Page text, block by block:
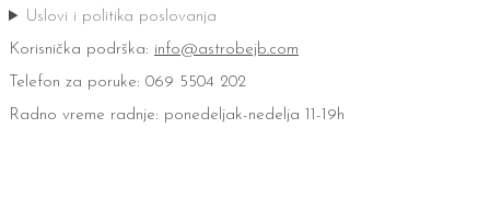
Uslovi i politika poslovanja
Korisnička podrška: info@astrobejb.com
Telefon za poruke: 069 5504 202
Radno vreme radnje: ponedeljak-nedelja 11-19h